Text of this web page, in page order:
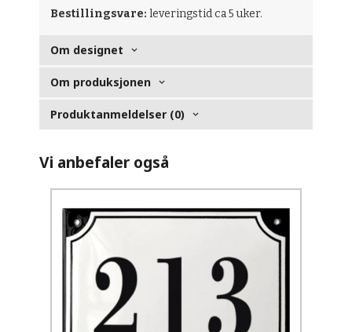
Bestillingsvare: leveringstid ca 5 uker.
Om designet
Om produksjonen
Produktanmeldelser (0)
Vi anbefaler også